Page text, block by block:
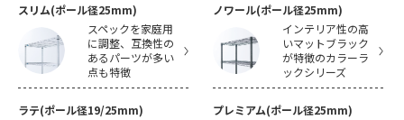
スリム(ポール径25mm)
スペックを家庭用
に調整、互換性の
あるパーツが多い
点も特徴
ノワール(ポール径25mm)
インテリア性の高
いマットブラック
が特徴のカラーラ
ックシリーズ
ラテ(ポール径19/25mm)
プレミアム(ポール径25mm)